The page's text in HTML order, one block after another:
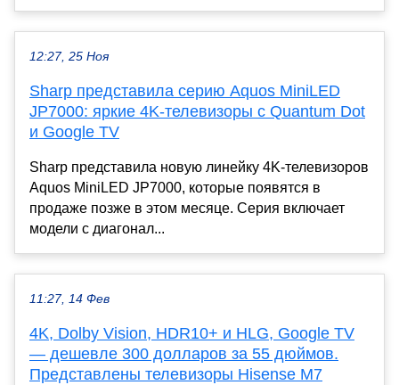
12:27, 25 Ноя
Sharp представила серию Aquos MiniLED
JP7000: яркие 4K-телевизоры с Quantum Dot
и Google TV
Sharp представила новую линейку 4K-телевизоров
Aquos MiniLED JP7000, которые появятся в
продаже позже в этом месяце. Серия включает
модели с диагонал...
11:27, 14 Фев
4K, Dolby Vision, HDR10+ и HLG, Google TV
— дешевле 300 долларов за 55 дюймов.
Представлены телевизоры Hisense M7